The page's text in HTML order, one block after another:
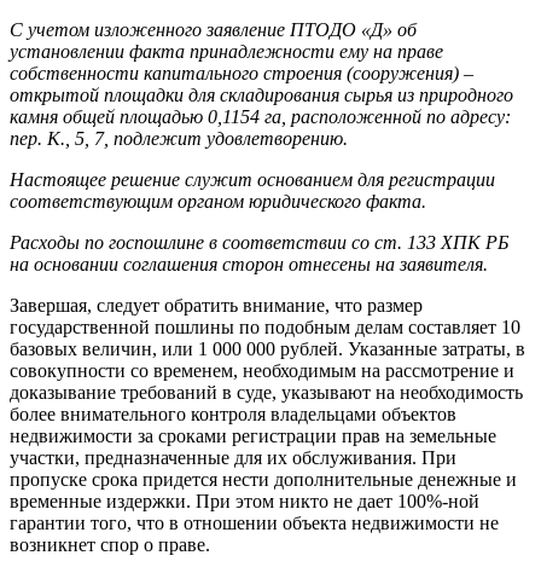
С учетом изложенного заявление ПТОДО «Д» об
установлении факта принадлежности ему на праве
собственности капитального строения (сооружения) –
открытой площадки для складирования сырья из природного
камня общей площадью 0,1154 га, расположенной по адресу:
пер. К., 5, 7, подлежит удовлетворению.
Настоящее решение служит основанием для регистрации
соответствующим органом юридического факта.
Расходы по госпошлине в соответствии со ст. 133 ХПК РБ
на основании соглашения сторон отнесены на заявителя.
Завершая, следует обратить внимание, что размер
государственной пошлины по подобным делам составляет 10
базовых величин, или 1 000 000 рублей. Указанные затраты, в
совокупности со временем, необходимым на рассмотрение и
доказывание требований в суде, указывают на необходимость
более внимательного контроля владельцами объектов
недвижимости за сроками регистрации прав на земельные
участки, предназначенные для их обслуживания. При
пропуске срока придется нести дополнительные денежные и
временные издержки. При этом никто не дает 100%-ной
гарантии того, что в отношении объекта недвижимости не
возникнет спор о праве.